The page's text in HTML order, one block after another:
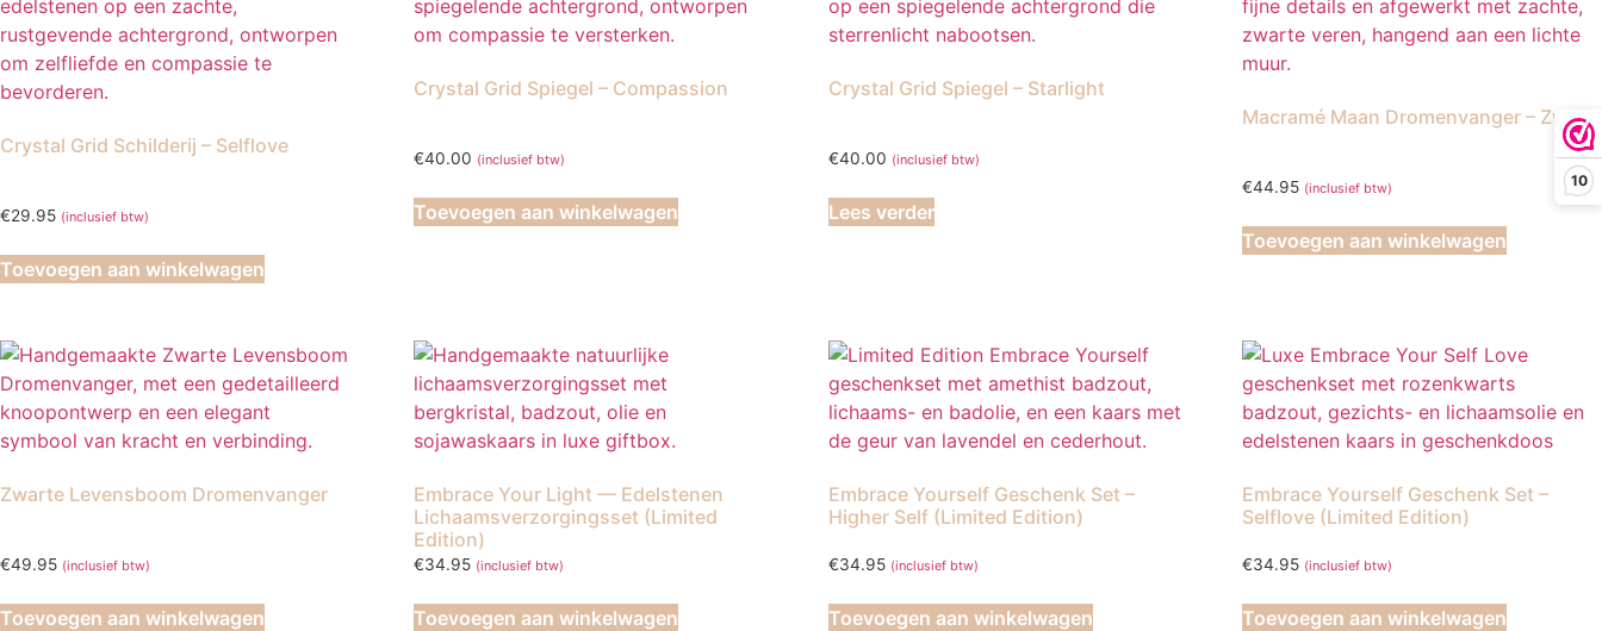
10
gekozen
worden
de
Crystal Grid Schilderij – Selflove
€29.95 (inclusief btw)
Toevoegen aan winkelwagen
Crystal Grid Spiegel – Compassion
€40.00 (inclusief btw)
Toevoegen aan winkelwagen
Crystal Grid Spiegel – Starlight
€40.00 (inclusief btw)
Lees verder
Macramé Maan Dromenvanger – Zwart
€44.95 (inclusief btw)
Toevoegen aan winkelwagen
Zwarte Levensboom Dromenvanger
€49.95 (inclusief btw)
Toevoegen aan winkelwagen
Embrace Your Light — Edelstenen
Lichaamsverzorgingsset (Limited
Edition)
€34.95 (inclusief btw)
Toevoegen aan winkelwagen
Embrace Yourself Geschenk Set –
Higher Self (Limited Edition)
€34.95 (inclusief btw)
Toevoegen aan winkelwagen
Embrace Yourself Geschenk Set –
Selflove (Limited Edition)
€34.95 (inclusief btw)
Toevoegen aan winkelwagen